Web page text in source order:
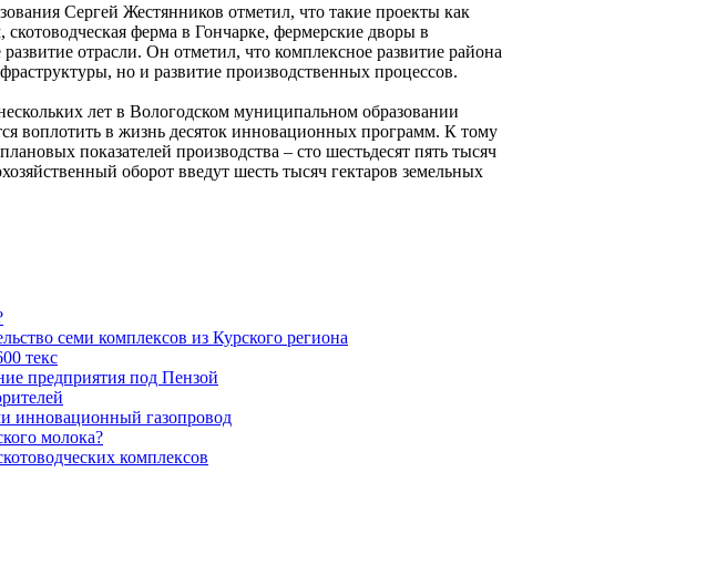
Сергей Жестянников отметил, что такие проекты как
ферма в Гончарке, фермерские дворы в
отрасли. Он отметил, что комплексное развитие района
но и развитие производственных процессов.
лет в Вологодском муниципальном образовании
воплотить в жизнь десяток инновационных программ. К тому
показателей производства – сто шестьдесят пять тысяч
оборот введут шесть тысяч гектаров земельных
семи комплексов из Курского региона
текс
предприятия под Пензой
инновационный газопровод
молока?
комплексов